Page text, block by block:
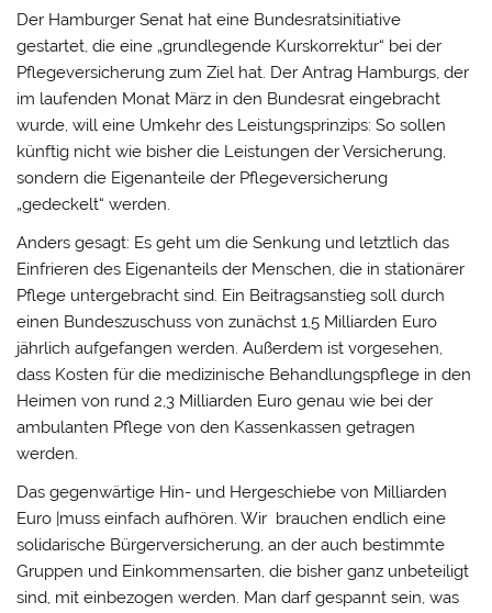
Der Hamburger Senat hat eine Bundesratsinitiative
gestartet, die eine „grundlegende Kurskorrektur“ bei der
Pflegeversicherung zum Ziel hat. Der Antrag Hamburgs, der
im laufenden Monat März in den Bundesrat eingebracht
wurde, will eine Umkehr des Leistungsprinzips: So sollen
künftig nicht wie bisher die Leistungen der Versicherung,
sondern die Eigenanteile der Pflegeversicherung
„gedeckelt“ werden.
Anders gesagt: Es geht um die Senkung und letztlich das
Einfrieren des Eigenanteils der Menschen, die in stationärer
Pflege untergebracht sind. Ein Beitragsanstieg soll durch
einen Bundeszuschuss von zunächst 1,5 Milliarden Euro
jährlich aufgefangen werden. Außerdem ist vorgesehen,
dass Kosten für die medizinische Behandlungspflege in den
Heimen von rund 2,3 Milliarden Euro genau wie bei der
ambulanten Pflege von den Kassenkassen getragen
werden.
Das gegenwärtige Hin- und Hergeschiebe von Milliarden
Euro |muss einfach aufhören. Wir brauchen endlich eine
solidarische Bürgerversicherung, an der auch bestimmte
Gruppen und Einkommensarten, die bisher ganz unbeteiligt
sind, mit einbezogen werden. Man darf gespannt sein, was